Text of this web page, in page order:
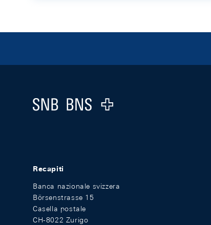
Logo
Recapiti
Banca nazionale svizzera
Börsenstrasse 15
Casella postale
CH-8022 Zurigo